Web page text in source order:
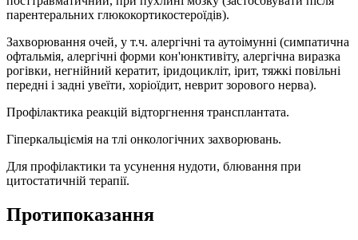
парентеральних глюкокортикостероїдів).
Захворювання очей, у т.ч. алергічні та аутоімунні (симпатична
офтальмія, алергічні форми кон'юнктивіту, алергічна виразка
рогівки, негнійний кератит, іридоцикліт, ірит, тяжкі повільні
передні і задні увеїти, хоріоїдит, неврит зорового нерва).
Профілактика реакцій відторгнення трансплантата.
Гіперкальціємія на тлі онкологічних захворювань.
Для профілактики та усунення нудоти, блювання при
цитостатичній терапії.
Протипоказання